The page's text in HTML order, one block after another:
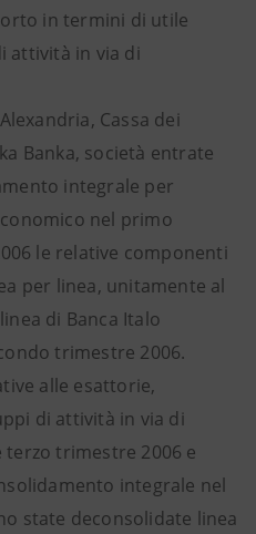
in termini di utile
attività in via di
Cassa dei
Banka, società entrate
integrale per
nel primo
le relative componenti
per linea, unitamente al
di Banca Italo
trimestre 2006.
alle esattorie,
di attività in via di
trimestre 2006 e
integrale nel
state deconsolidate linea